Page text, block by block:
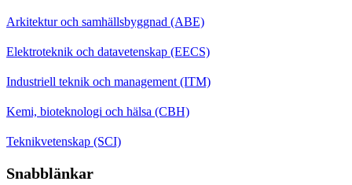
Arkitektur och samhällsbyggnad (ABE)
Elektroteknik och datavetenskap (EECS)
Industriell teknik och management (ITM)
Kemi, bioteknologi och hälsa (CBH)
Teknikvetenskap (SCI)
Snabblänkar